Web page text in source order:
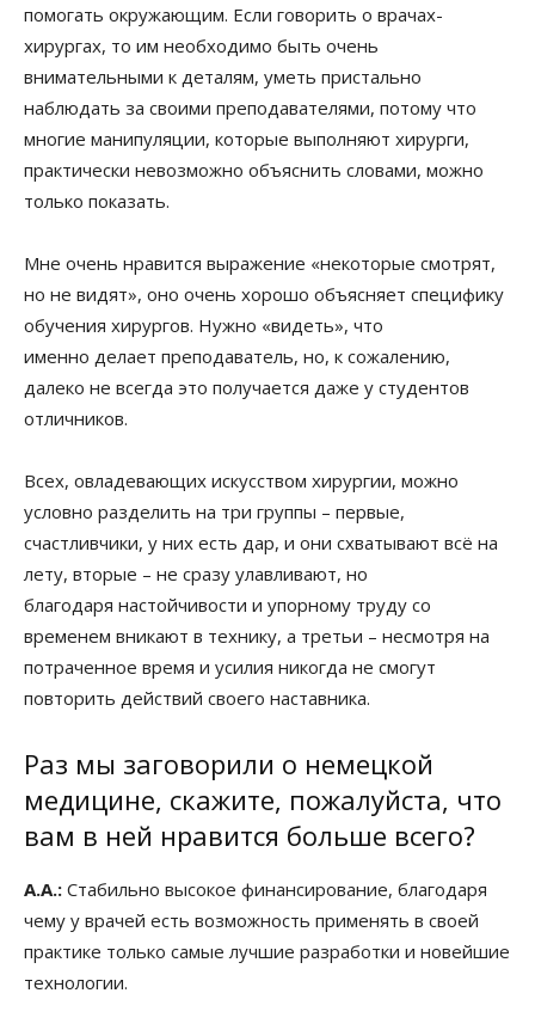
помогать окружающим. Если говорить о врачах-
хирургах, то им необходимо быть очень
внимательными к деталям, уметь пристально
наблюдать за своими преподавателями, потому что
многие манипуляции, которые выполняют хирурги,
практически невозможно объяснить словами, можно
только показать.
Мне очень нравится выражение «некоторые смотрят,
но не видят», оно очень хорошо объясняет специфику
обучения хирургов. Нужно «видеть», что
именно делает преподаватель, но, к сожалению,
далеко не всегда это получается даже у студентов
отличников.
Всех, овладевающих искусством хирургии, можно
условно разделить на три группы – первые,
счастливчики, у них есть дар, и они схватывают всё на
лету, вторые – не сразу улавливают, но
благодаря настойчивости и упорному труду со
временем вникают в технику, а третьи – несмотря на
потраченное время и усилия никогда не смогут
повторить действий своего наставника.
Раз мы заговорили о немецкой
медицине, скажите, пожалуйста, что
вам в ней нравится больше всего?
А.А.: Стабильно высокое финансирование, благодаря
чему у врачей есть возможность применять в своей
практике только самые лучшие разработки и новейшие
технологии.